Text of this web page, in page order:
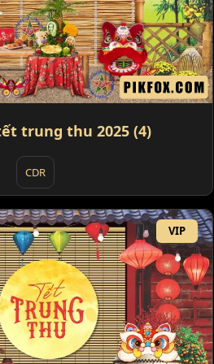
trung thu 2025 (4)
CDR
VIP